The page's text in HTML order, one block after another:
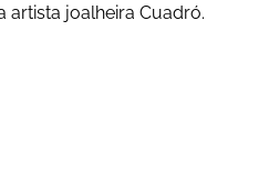
artista joalheira Cuadró.